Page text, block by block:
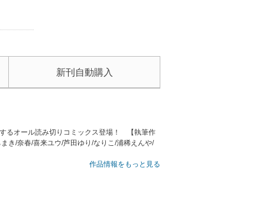
新刊自動購入
るオール読み切りコミックス登場！ 【執筆作
/奈春/喜来ユウ/芦田ゆり/なりこ/浦稀えんや/
作品情報をもっと見る